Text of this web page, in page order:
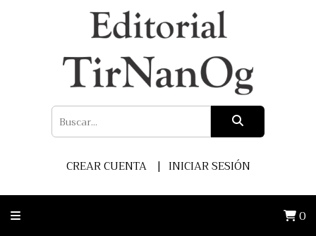
CREAR CUENTA INICIAR SESIÓN
0